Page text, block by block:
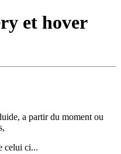
et hover
a partir du moment ou
celui ci...